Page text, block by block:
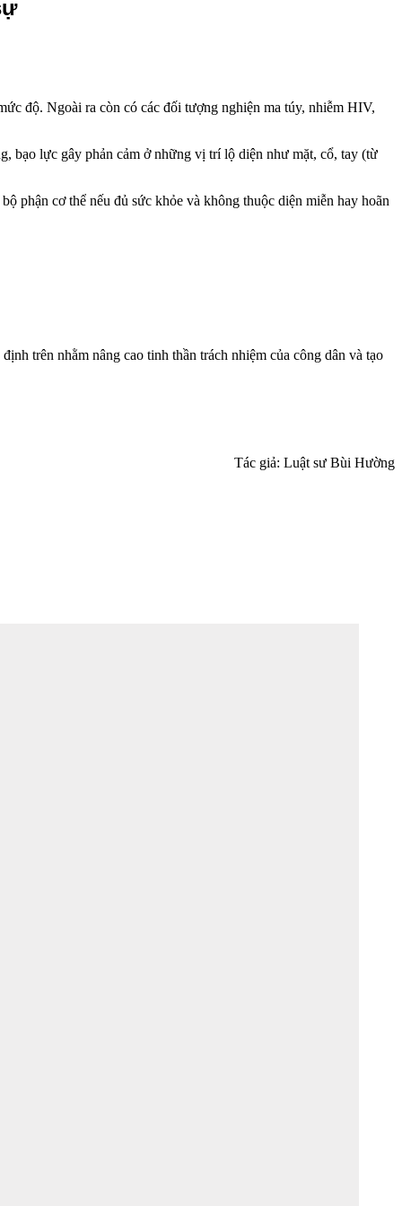
độ. Ngoài ra còn có các đối tượng nghiện ma túy, nhiễm HIV,
bạo lực gây phản cảm ở những vị trí lộ diện như mặt, cổ, tay (từ
phận cơ thể nếu đủ sức khỏe và không thuộc diện miễn hay hoãn
trên nhằm nâng cao tinh thần trách nhiệm của công dân và tạo
Tác giả: Luật sư Bùi Hường